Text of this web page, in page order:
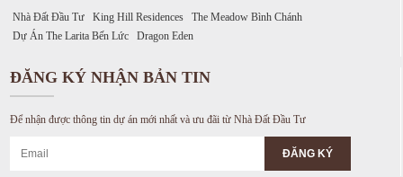
Nhà Đất Đầu Tư King Hill Residences
The Meadow Bình Chánh
Dự Án The Larita Bến Lức
Dragon Eden
ĐĂNG KÝ NHẬN BẢN TIN
Để nhận được thông tin dự án mới nhất và ưu đãi từ Nhà Đất Đầu Tư